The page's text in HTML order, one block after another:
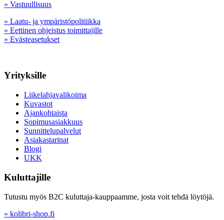
» Vastuullisuus
» Laatu- ja ympäristöpolitiikka
» Eettinen ohjeistus toimittajille
» Evästeasetukset
Yrityksille
Liikelahjavalikoima
Kuvastot
Ajankohtaista
Sopimusasiakkuus
Sunnittelupalvelut
Asiakastarinat
Blogi
UKK
Kuluttajille
Tutustu myös B2C kuluttaja-kauppaamme, josta voit tehdä löytöjä.
» kolibri-shop.fi